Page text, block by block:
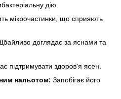
дію.
мікрочастинки, що сприяють
доглядає за яснами та
підтримувати здоров'я ясен.
нальотом: Запобігає його